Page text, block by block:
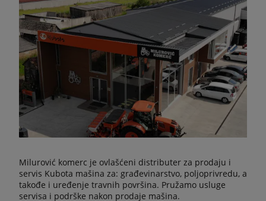
Milurović komerc je ovlašćeni distributer za prodaju i
servis Kubota mašina za: građevinarstvo, poljoprivredu, a
takođe i uređenje travnih površina. Pružamo usluge
servisa i podrške nakon prodaje mašina.